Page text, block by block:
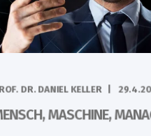
DR. DANIEL KELLER
MASCHINE,